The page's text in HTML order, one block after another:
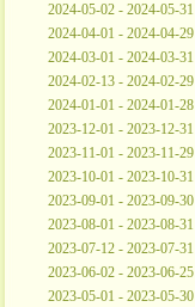
2024-05-02 - 2024-05-31
2024-04-01 - 2024-04-29
2024-03-01 - 2024-03-31
2024-02-13 - 2024-02-29
2024-01-01 - 2024-01-28
2023-12-01 - 2023-12-31
2023-11-01 - 2023-11-29
2023-10-01 - 2023-10-31
2023-09-01 - 2023-09-30
2023-08-01 - 2023-08-31
2023-07-12 - 2023-07-31
2023-06-02 - 2023-06-25
2023-05-01 - 2023-05-30